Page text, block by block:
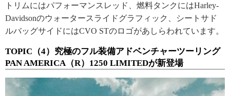
トリムにはパフォーマンスレッド、燃料タンクにはHarley-
Davidsonのウォータースライドグラフィック、シートサド
ルバッグサイドにはCVO STのロゴがあしらわれています。
TOPIC（4）究極のフル装備アドベンチャーツーリング
PAN AMERICA（R）1250 LIMITEDが新登場